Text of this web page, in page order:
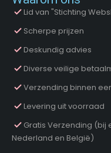
Lid van "Stichting
Scherpe prijzen
Deskundig advies
Diverse veilige
Verzending binnen
Levering uit voorraad
Gratis Verzending (bij
Nederland en België)